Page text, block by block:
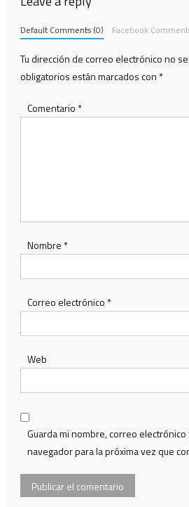
Default Comments (0) Facebook
Tu dirección de correo electrónico no
obligatorios están marcados con *
Comentario *
Nombre *
Correo electrónico *
Web
Guarda mi nombre, correo
navegador para la próxima vez que